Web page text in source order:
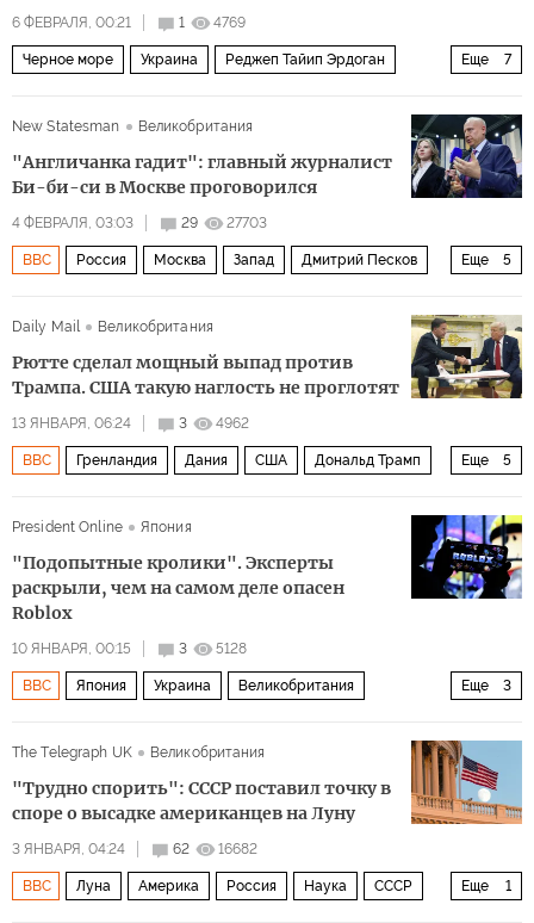
6 ФЕВРАЛЯ, 00:21 1 4769
Еще 7
Черное море Украина Реджеп Тайип Эрдоган
New Statesman Великобритания
"Англичанка гадит": главный журналист
Би-би-си в Москве проговорился
4 ФЕВРАЛЯ, 03:03 29 27703
Еще 5
BBC Россия Москва Запад Дмитрий Песков
Daily Mail Великобритания
Рютте сделал мощный выпад против
Трампа. США такую наглость не проглотят
13 ЯНВАРЯ, 06:24 3 4962
Еще 5
BBC Гренландия Дания США Дональд Трамп
President Online Япония
"Подопытные кролики". Эксперты
раскрыли, чем на самом деле опасен
Roblox
10 ЯНВАРЯ, 00:15 3 5128
Еще 3
BBC Япония Украина Великобритания
The Telegraph UK
Великобритания
"Трудно спорить": СССР поставил точку в
споре о высадке американцев на Луну
3 ЯНВАРЯ, 04:24 62 16682
Еще 1
BBC Луна Америка Россия Наука СССР